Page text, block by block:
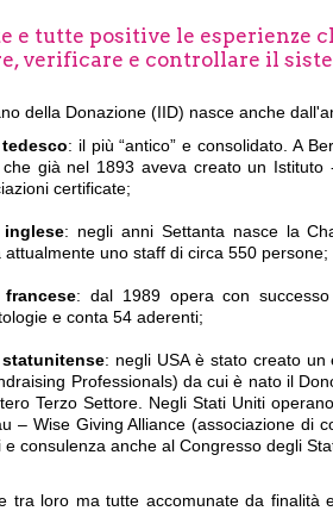
e tutte positive le esperienze
verificare e controllare il
della Donazione (IID) nasce anche
: il più “antico” e consolidato. A
già nel 1893 aveva creato un
certificate;
: negli anni Settanta nasce la
attualmente uno staff di circa 550 persone;
: dal 1989 opera con
e conta 54 aderenti;
: negli USA è stato creato un
Professionals) da cui è nato il
Terzo Settore. Negli Stati Uniti
– Wise Giving Alliance (associazione di
e consulenza anche al Congresso degli
tra loro ma tutte accomunate da finalità